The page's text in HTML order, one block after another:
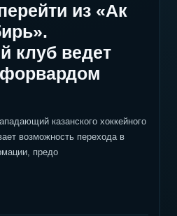
из «Ак
клуб ведет
казанского хоккейного
возможность перехода в
предо